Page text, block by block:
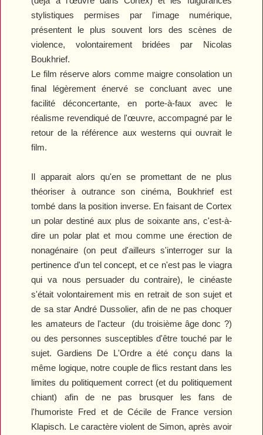
stylistiques permises par l'image numérique,
présentent le plus souvent lors des scènes de
violence, volontairement bridées par Nicolas
Boukhrief.
Le film réserve alors comme maigre consolation un
final légèrement énervé se concluant avec une
facilité déconcertante, en porte-à-faux avec le
réalisme revendiqué de l'œuvre, accompagné par le
retour de la référence aux westerns qui ouvrait le
film.
Il apparait alors qu'en se promettant de ne plus
théoriser à outrance son cinéma, Boukhrief est
tombé dans la position inverse. En faisant de Cortex
un polar destiné aux plus de soixante ans, c'est-à-
dire un polar plat et mou comme une érection de
nonagénaire (on peut d'ailleurs s'interroger sur la
pertinence d'un tel concept, et ce n'est pas le viagra
qui va nous persuader du contraire), le cinéaste
s'était volontairement mis en retrait de son sujet et
de sa star André Dussolier, afin de ne pas choquer
les amateurs de l'acteur (du troisième âge donc ?)
ou des personnes susceptibles d'être touché par le
sujet. Gardiens De L'Ordrea été conçu dans la
même logique, notre couple de flics restant dans les
limites du politiquement correct (et du politiquement
chiant) afin de ne pas brusquer les fans de
l'humoriste Fred et de Cécile de France version
Klapisch. Le caractère violent de Simon, après avoir